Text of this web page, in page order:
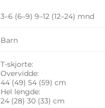
3–6 (6–9) 9–12 (12–24) mnd
Barn
T-skjorte:
Overvidde:
44 (49) 54 (59) cm
Hel lengde:
24 (28) 30 (33) cm